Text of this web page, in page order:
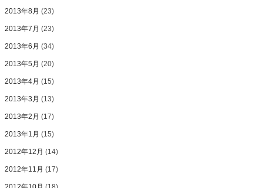
2013年8月 (23)
2013年7月 (23)
2013年6月 (34)
2013年5月 (20)
2013年4月 (15)
2013年3月 (13)
2013年2月 (17)
2013年1月 (15)
2012年12月 (14)
2012年11月 (17)